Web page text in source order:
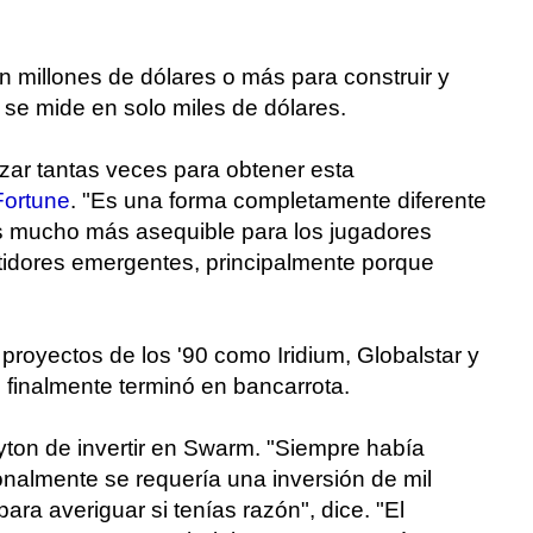
millones de dólares o más para construir y
mide en solo miles de dólares.
tantas veces para obtener esta
. "Es una forma completamente diferente
más asequible para los jugadores
emergentes, principalmente porque
de los '90 como Iridium, Globalstar y
terminó en bancarrota.
de invertir en Swarm. "Siempre había
se requería una inversión de mil
averiguar si tenías razón", dice. "El